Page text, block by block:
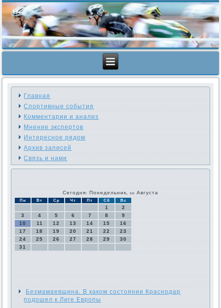
Главная
Спортивные события
Комментарии и анализ
Мнение экспертов
Интересное рядом
Архив записей
Связь и нами
Сегодня: Понедельник, 10 Августа
Пн Вт Ср Чт Пт Сб Вс
1
2
3
4 5 6 7 8
9
10
11 12 13 14 15
16
17
18 19 20 21 22
23
24
25 26 27 28 29
30
31
Безмамаевщина. В каком состоянии Краснодар
подошел к Лиге Европы